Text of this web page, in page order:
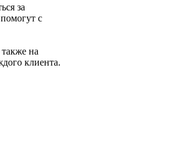
за
с
на
клиента.